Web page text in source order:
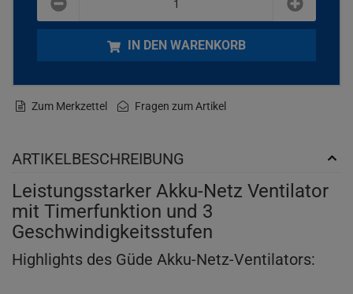
IN DEN WARENKORB
Zum Merkzettel Fragen zum Artikel
ARTIKELBESCHREIBUNG
Leistungsstarker Akku-Netz Ventilator
mit Timerfunktion und 3
Geschwindigkeitsstufen
Highlights des Güde Akku-Netz-Ventilators: